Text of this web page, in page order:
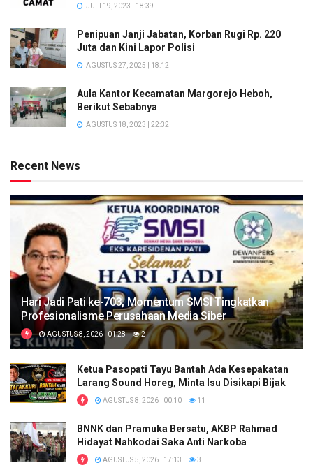
JULI 19, 2023 | 18:39
Penipuan Janji Jabatan, Korban Rugi Rp. 220
Juta dan Kini Lapor Polisi
AGUSTUS 27, 2025 | 18:12
Aula Kantor Kecamatan Margorejo Heboh,
Berikut Sebabnya
AGUSTUS 18, 2023 | 22:32
Recent News
Hari Jadi Pati ke-703, Momentum SMSI Tingkatkan
Profesionalisme Perusahaan Media Siber
AGUSTUS 8, 2026 | 01:28 2
Ketua Pasopati Tayu Bantah Ada Kesepakatan
Larang Sound Horeg, Minta Isu Disikapi Bijak
AGUSTUS 8, 2026 | 00:10 11
BNNK dan Pramuka Bersatu, AKBP Rahmad
Hidayat Nahkodai Saka Anti Narkoba
AGUSTUS 5, 2026 | 17:13 3